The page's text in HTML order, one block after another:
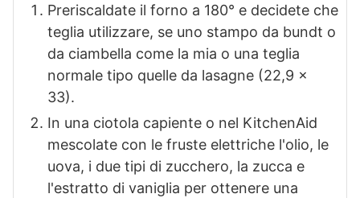
Preriscaldate il forno a 180° e decidete che
teglia utilizzare, se uno stampo da bundt o
da ciambella come la mia o una teglia
normale tipo quelle da lasagne (22,9 x
33).
In una ciotola capiente o nel KitchenAid
mescolate con le fruste elettriche l'olio, le
uova, i due tipi di zucchero, la zucca e
l'estratto di vaniglia per ottenere una